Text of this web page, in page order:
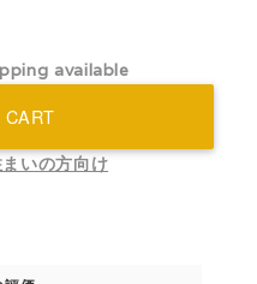
available
CART
いの方向け